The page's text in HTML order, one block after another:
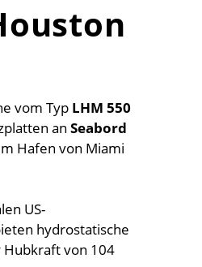
vom Typ LHM 550
an Seabord
Hafen von Miami
US-
hydrostatische
Hubkraft von 104